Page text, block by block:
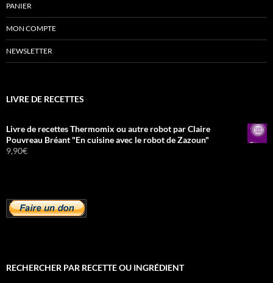
PANIER
MON COMPTE
NEWSLETTER
LIVRE DE RECETTES
Livre de recettes Thermomix ou autre robot par Claire
Pouvreau Bréant "En cuisine avec le robot de Zazoun"
9,90€
RECHERCHER PAR RECETTE OU INGRÉDIENT